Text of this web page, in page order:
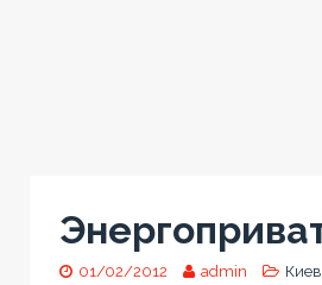
01/02/2012 admin